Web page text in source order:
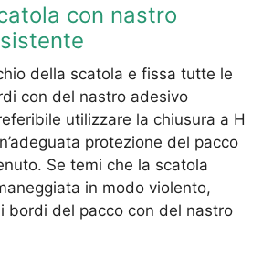
con nastro
della scatola e fissa tutte le
con del nastro adesivo
utilizzare la chiusura a H
protezione del pacco
Se temi che la scatola
in modo violento,
bordi del pacco con del nastro